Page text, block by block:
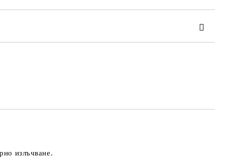
излъчване.